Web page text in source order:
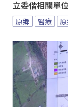
立委偕相關單
原鄉 醫療